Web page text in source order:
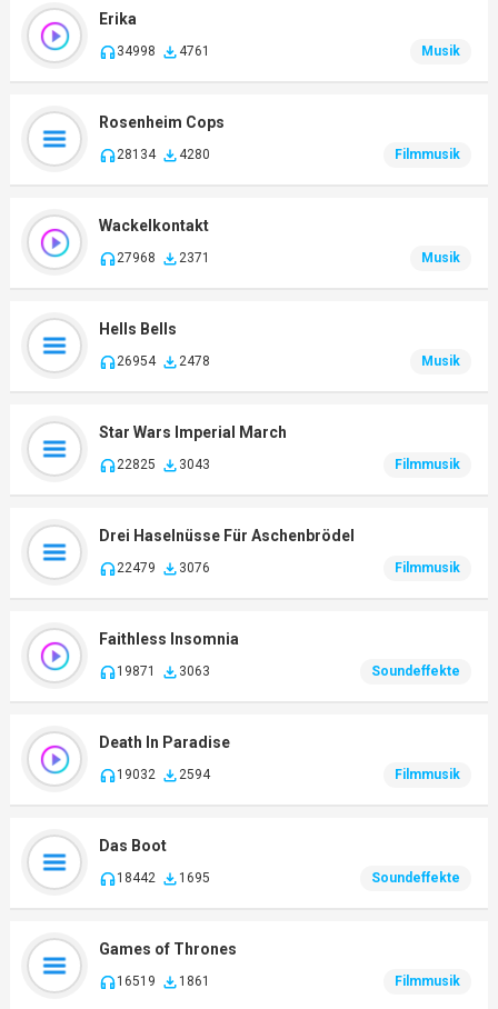
Erika
34998 4761 Musik
Rosenheim Cops
28134 4280 Filmmusik
Wackelkontakt
27968 2371 Musik
Hells Bells
26954 2478 Musik
Star Wars Imperial March
22825 3043 Filmmusik
Drei Haselnüsse Für Aschenbrödel
22479 3076 Filmmusik
Faithless Insomnia
19871 3063 Soundeffekte
Death In Paradise
19032 2594 Filmmusik
Das Boot
18442 1695 Soundeffekte
Games of Thrones
16519 1861 Filmmusik